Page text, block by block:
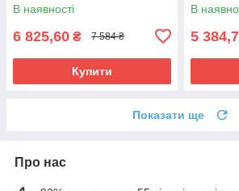
В наявності
6 825,60 ₴ 7 584 ₴
Купити
В
5
Показати ще
Про нас